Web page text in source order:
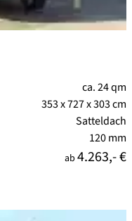
ca. 24 qm
353 x 727 x 303 cm
Satteldach
120 mm
ab 4.263,- €